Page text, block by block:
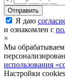
Я даю
и ознакомлен с
×
Мы обрабатываем
использования
Настройки cookies